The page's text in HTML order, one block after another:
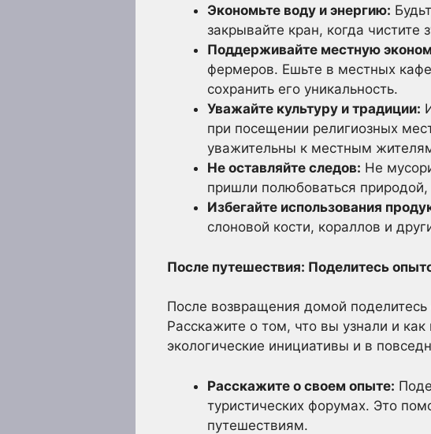
Экономьте воду и энергию:
закрывайте кран, когда
Поддерживайте местную
фермеров. Ешьте в местных
сохранить его уникальность.
Уважайте культуру и традиции:
при посещении религиозных
уважительны к местным
Не оставляйте следов: Не
пришли полюбоваться природой,
Избегайте использования
слоновой кости, кораллов и
После путешествия: Поделитесь
После возвращения домой
Расскажите о том, что вы узнали и
экологические инициативы и в
Расскажите о своем опыте:
туристических форумах. Это
путешествиям.